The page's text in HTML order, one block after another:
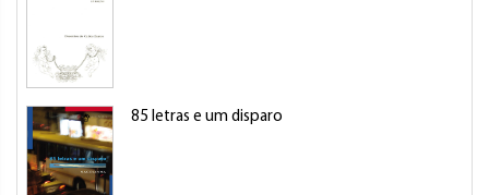
85 letras e um disparo